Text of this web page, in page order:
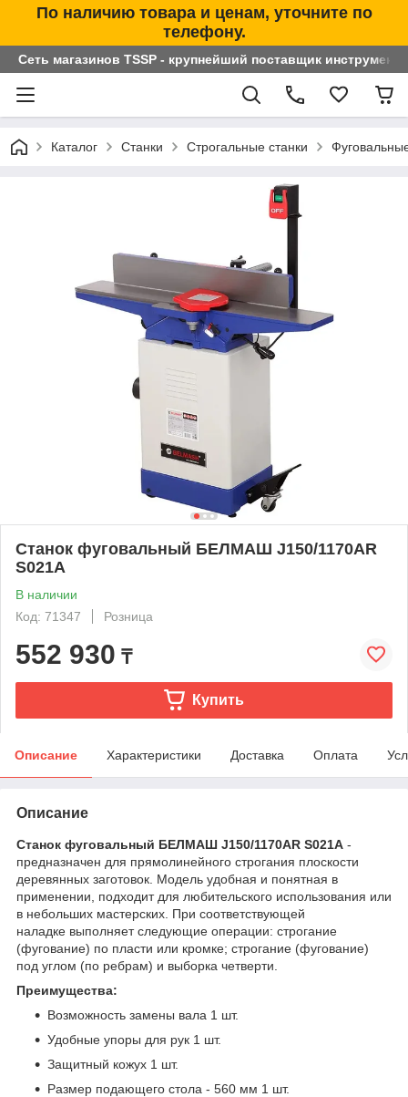
По наличию товара и ценам, уточните по
телефону.
Сеть магазинов TSSP - крупнейший поставщик
Каталог Станки Строгальные станки
Станок фуговальный БЕЛМАШ J150/1170AR
S021A
В наличии
Код: 71347
Розница
552 930 ₸
Купить
Описание Характеристики Доставка Оплата
Описание
Станок фуговальный БЕЛМАШ J150/1170AR S021A -
предназначен для прямолинейного строгания плоскости
деревянных заготовок. Модель удобная и понятная в
применении, подходит для любительского использования или
в небольших мастерских. При соответствующей
наладке выполняет следующие операции: строгание
(фугование) по пласти или кромке; строгание (фугование)
под углом (по ребрам) и выборка четверти.
Преимущества:
Возможность замены вала 1 шт.
Удобные упоры для рук 1 шт.
Защитный кожух 1 шт.
Размер подающего стола - 560 мм 1 шт.